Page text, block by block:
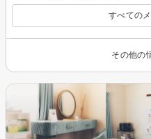
すべての
その他の